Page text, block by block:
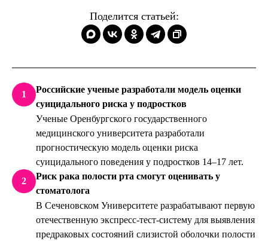
Поделится статьей:
1
Российские ученые разработали модель оценки
суицидального риска у подростков
Ученые Оренбургского государственного
медицинского университета разработали
прогностическую модель оценки риска
суицидального поведения у подростков 14–17 лет.
2
Риск рака полости рта смогут оценивать у
стоматолога
В Сеченовском Университете разрабатывают первую
отечественную экспресс-тест-систему для выявления
предраковых состояний слизистой оболочки полости